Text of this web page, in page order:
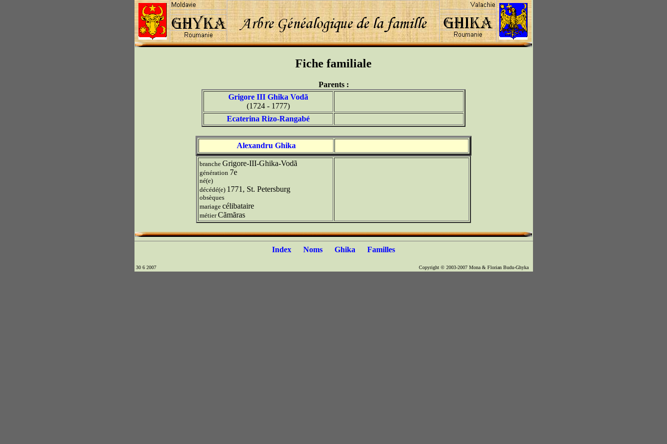
Fiche familiale
Parents :
Grigore III Ghika Vodã
(1724 - 1777)
Ecaterina Rizo-Rangabé
Alexandru Ghika
branche Grigore-III-Ghika-Vodã
génération 7e
né(e)
décédé(e) 1771, St. Petersburg
obsèques
mariage célibataire
métierCãmãras
Index Noms Ghika Familles
30 6 2007 Copyright © 2003-2007 Mona & Florian Budu-Ghyka